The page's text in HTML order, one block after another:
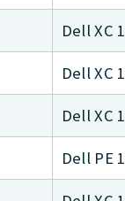
Dell XC
Dell XC
Dell XC
Dell PE